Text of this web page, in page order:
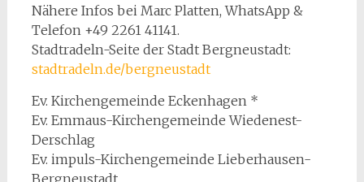
Nähere Infos bei Marc Platten, WhatsApp &
Telefon +49 2261 41141.
Stadtradeln-Seite der Stadt Bergneustadt:
stadtradeln.de/bergneustadt
Ev. Kirchengemeinde Eckenhagen *
Ev. Emmaus-Kirchengemeinde Wiedenest-
Derschlag
Ev. impuls-Kirchengemeinde Lieberhausen-
Bergneustadt